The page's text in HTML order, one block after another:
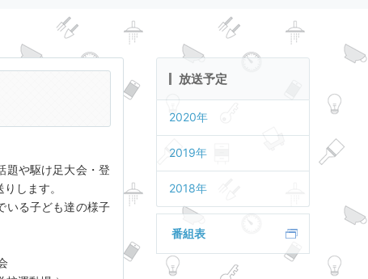
題や駆け足大会・登
します。
いる子ども達の様子
放送予定
2020年
2019年
2018年
番組表